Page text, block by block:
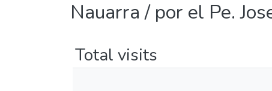
Nauarra / por el Pe.
Total visits